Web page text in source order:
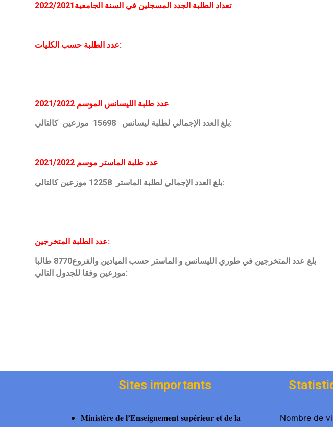
تعداد الطلبة الجدد المسجلين في السنة الجامعية2022/2021
عدد الطلبة حسب الكليات:
عدد طلبة الليسانس الموسم 2021/2022
بلغ العدد الإجمالي لطلبة ليسانس 15698 موزعين كالتالي:
عدد طلبة الماستر موسم 2021/2022
بلغ العدد الإجمالي لطلبة الماستر 12258 موزعين كالتالي:
عدد الطلبة المتخرجين:
بلغ عدد المتخرجين في طوري الليسانس و الماستر حسب الميادين والفروع8770 طالبا
موزعين وفقا للجدول التالي:
Sites importants
Ministère de l’Enseignement supérieur et de la
Nombre de